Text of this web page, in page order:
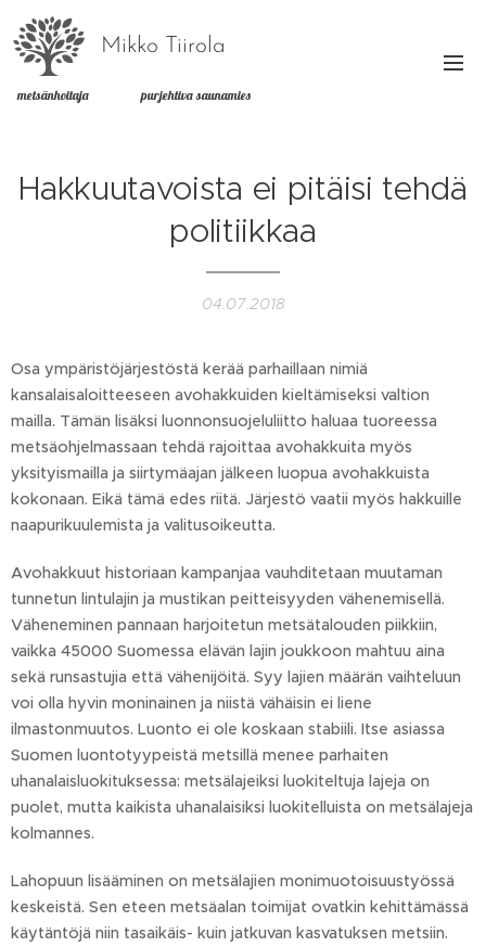
Mikko Tiirola
metsänhoitaja purjehtiva saunamies
Hakkuutavoista ei pitäisi tehdä
politiikkaa
04.07.2018
Osa ympäristöjärjestöstä kerää parhaillaan nimiä
kansalaisaloitteeseen avohakkuiden kieltämiseksi valtion
mailla. Tämän lisäksi luonnonsuojeluliitto haluaa tuoreessa
metsäohjelmassaan tehdä rajoittaa avohakkuita myös
yksityismailla ja siirtymäajan jälkeen luopua avohakkuista
kokonaan. Eikä tämä edes riitä. Järjestö vaatii myös hakkuille
naapurikuulemista ja valitusoikeutta.
Avohakkuut historiaan kampanjaa vauhditetaan muutaman
tunnetun lintulajin ja mustikan peitteisyyden vähenemisellä.
Väheneminen pannaan harjoitetun metsätalouden piikkiin,
vaikka 45000 Suomessa elävän lajin joukkoon mahtuu aina
sekä runsastujia että vähenijöitä. Syy lajien määrän vaihteluun
voi olla hyvin moninainen ja niistä vähäisin ei liene
ilmastonmuutos. Luonto ei ole koskaan stabiili. Itse asiassa
Suomen luontotyypeistä metsillä menee parhaiten
uhanalaisluokituksessa: metsälajeiksi luokiteltuja lajeja on
puolet, mutta kaikista uhanalaisiksi luokitelluista on metsälajeja
kolmannes.
Lahopuun lisääminen on metsälajien monimuotoisuustyössä
keskeistä. Sen eteen metsäalan toimijat ovatkin kehittämässä
käytäntöjä niin tasaikäis- kuin jatkuvan kasvatuksen metsiin.